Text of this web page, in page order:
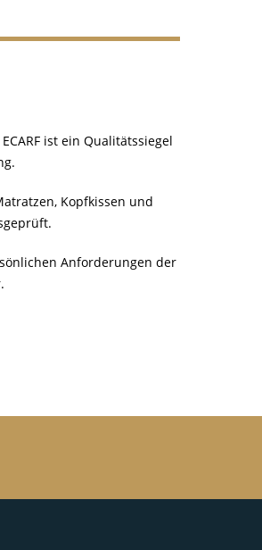
ist ein Qualitätssiegel
Kopfkissen und
Anforderungen der